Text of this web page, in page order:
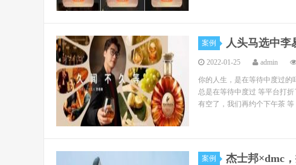
案例 人头马选中李
2022-01-25 admin
你的人生，是在等待中度过的
总是在等待中度过 等平台打
有空了，我们再约个下午茶
案例 杰士邦×dmc